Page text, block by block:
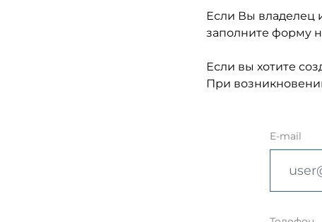
Если Вы владелец
заполните форму
Если вы хотите
При
E-mail